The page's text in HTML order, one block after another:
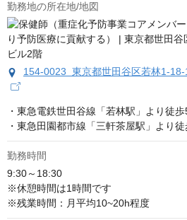
勤務地の所在地/地図
154-0023 東京都世田谷区若林1-
・東急電鉄世田谷線「若林駅」より徒
・東急田園都市線「三軒茶屋駅」より
勤務時間
9:30～18:30
※休憩時間は1時間です
※残業時間：月平均10~20h程度